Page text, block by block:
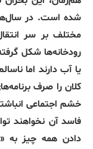
شده است. در
مختلف بر سر
رودخانه‌ها شکل
یا آب دارند اما
کلان را صرف
خشم اجتماعی
فاسد آن نخواهند
دادن همه چیز به